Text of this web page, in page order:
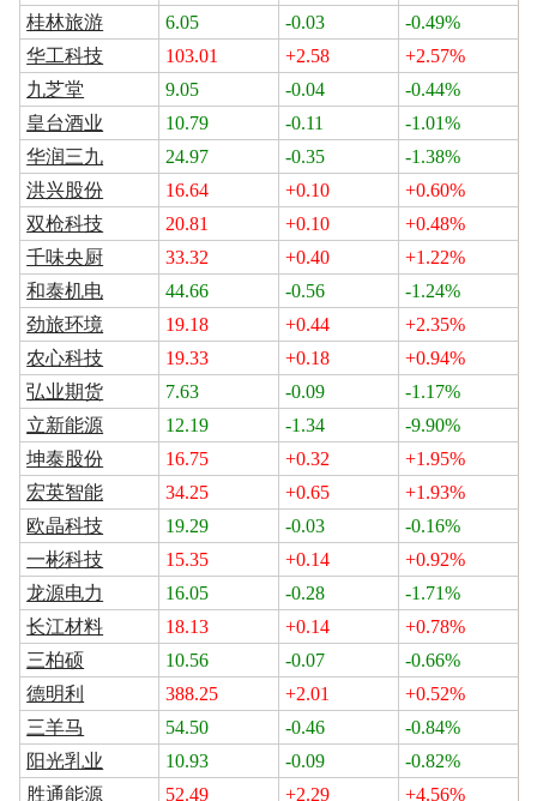
桂林旅游
6.05 -0.03
-0.49%
华工科技
103.01 +2.58
+2.57%
九芝堂
9.05 -0.04
-0.44%
皇台酒业
10.79 -0.11
-1.01%
华润三九
24.97 -0.35
-1.38%
洪兴股份
16.64 +0.10
+0.60%
双枪科技
20.81 +0.10
+0.48%
千味央厨
33.32 +0.40
+1.22%
和泰机电
44.66 -0.56
-1.24%
劲旅环境
19.18 +0.44
+2.35%
农心科技
19.33 +0.18
+0.94%
弘业期货
7.63 -0.09
-1.17%
立新能源
12.19 -1.34
-9.90%
坤泰股份
16.75 +0.32
+1.95%
宏英智能
34.25 +0.65
+1.93%
欧晶科技
19.29 -0.03
-0.16%
一彬科技
15.35 +0.14
+0.92%
龙源电力
16.05 -0.28
-1.71%
长江材料
18.13 +0.14
+0.78%
三柏硕
10.56 -0.07
-0.66%
德明利
388.25 +2.01
+0.52%
三羊马
54.50 -0.46
-0.84%
阳光乳业
10.93 -0.09
-0.82%
胜通能源
52.49 +2.29 +4.56%